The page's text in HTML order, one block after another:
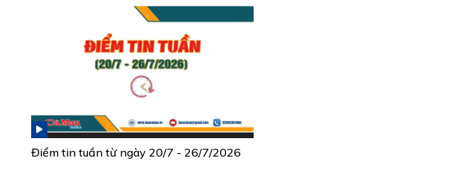
Điểm tin tuần từ ngày 20/7 - 26/7/2026